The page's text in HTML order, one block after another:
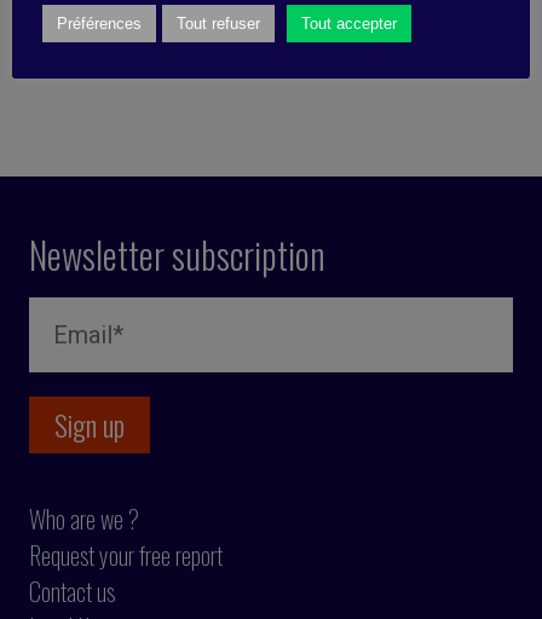
11 February 2019
Newsletter subscription
Who are we ?
Request your free report
Contact us
Préférences Tout refuser Tout accepter